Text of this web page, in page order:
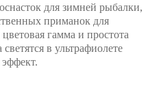
для зимней рыбалки,
приманок для
гамма и простота
в ультрафиолете